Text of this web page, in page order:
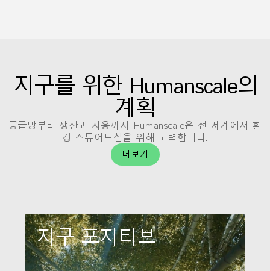
국가 선택
회원가입
지구를 위한 Humanscale의
계획
공급망부터 생산과 사용까지 Humanscale은 전 세계에서 환
경 스튜어드십을 위해 노력합니다.
더보기
지구 포지티브